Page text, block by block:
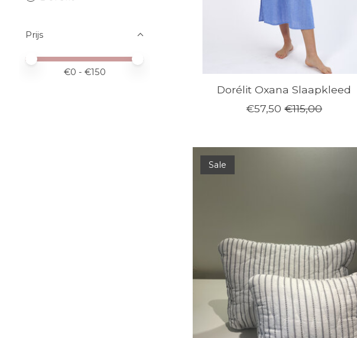
Prijs
Minimale prijswaarde
Price maximum value
€0 - €150
Dorélit Oxana Slaapkleed
€57,50 €115,00
Sale